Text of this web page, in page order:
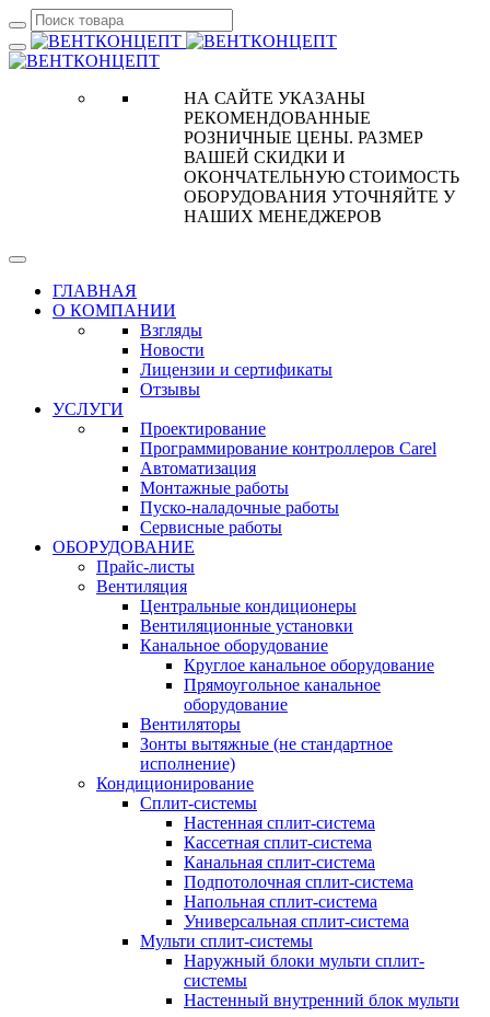
НА САЙТЕ УКАЗАНЫ
РЕКОМЕНДОВАННЫЕ
РОЗНИЧНЫЕ ЦЕНЫ. РАЗМЕР
ВАШЕЙ СКИДКИ И
ОКОНЧАТЕЛЬНУЮ СТОИМОСТЬ
ОБОРУДОВАНИЯ УТОЧНЯЙТЕ У
НАШИХ МЕНЕДЖЕРОВ
ГЛАВНАЯ
О КОМПАНИИ
Взгляды
Новости
Лицензии и сертификаты
Отзывы
УСЛУГИ
Проектирование
Программирование контроллеров Carel
Автоматизация
Монтажные работы
Пуско-наладочные работы
Сервисные работы
ОБОРУДОВАНИЕ
Прайс-листы
Вентиляция
Центральные кондиционеры
Вентиляционные установки
Канальное оборудование
Круглое канальное оборудование
Прямоугольное канальное
оборудование
Вентиляторы
Зонты вытяжные (не стандартное
исполнение)
Кондиционирование
Сплит-системы
Настенная сплит-система
Кассетная сплит-система
Канальная сплит-система
Подпотолочная сплит-система
Напольная сплит-система
Универсальная сплит-система
Мульти сплит-системы
Наружный блоки мульти сплит-
системы
Настенный внутренний блок мульти